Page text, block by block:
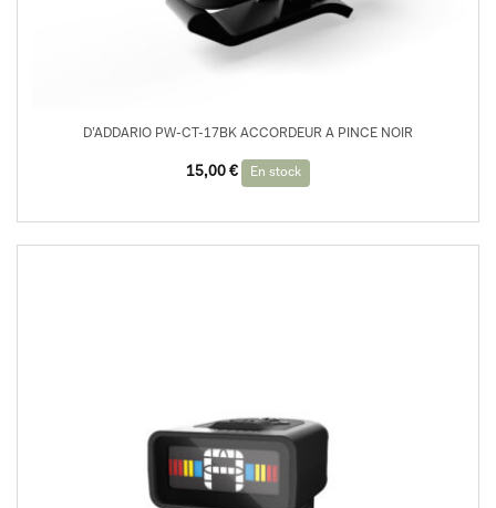
D’ADDARIO PW-CT-17BK ACCORDEUR A PINCE NOIR
15,00 € En stock